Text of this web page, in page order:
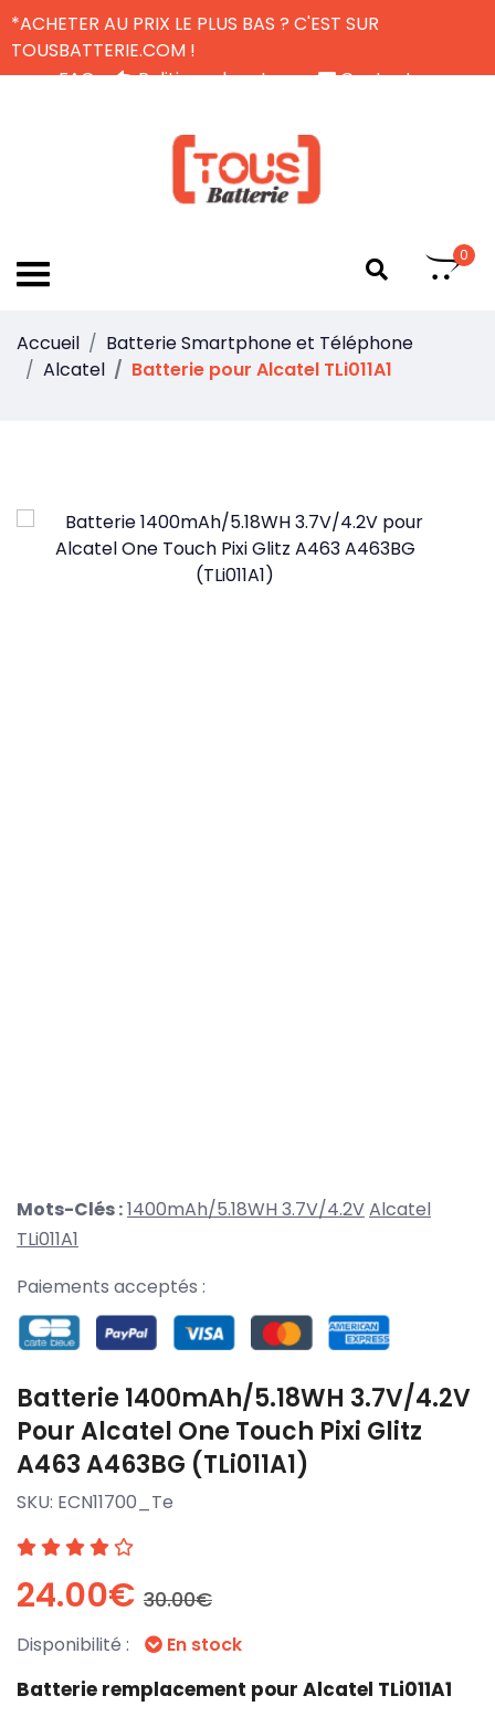
*ACHETER AU PRIX LE PLUS BAS ? C'EST SUR
TOUSBATTERIE.COM !
FAQ
Politique de retour
Contactez-nous
0
Accueil
Batterie Smartphone et Téléphone
Alcatel
Batterie pour Alcatel TLi011A1
Mots-Clés :1400mAh/5.18WH 3.7V/4.2VAlcatel
TLi011A1
Paiements acceptés :
Batterie 1400mAh/5.18WH 3.7V/4.2V
Pour Alcatel One Touch Pixi Glitz
A463 A463BG (TLi011A1)
SKU: ECN11700_Te
24.00€ 30.00€
Disponibilité : En stock
Batterie remplacement pour Alcatel TLi011A1